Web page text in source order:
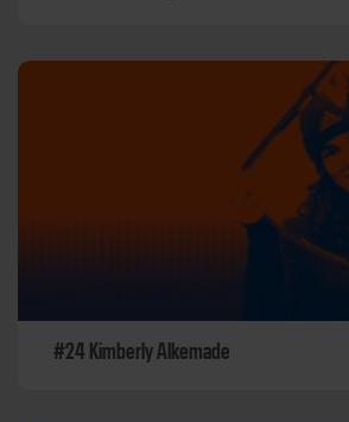
#24 Kimberly Alkemade